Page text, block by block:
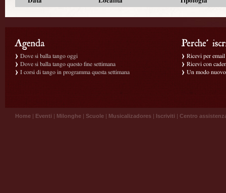
Dove si balla tango oggi
Dove si balla tango questo fine settimana
I corsi di tango in programma questa settimana
Ricevi per
Ricevi con
Un modo
Home | Eventi | Milonghe | Scuole | Musicalizadores | Iscriviti | Centro